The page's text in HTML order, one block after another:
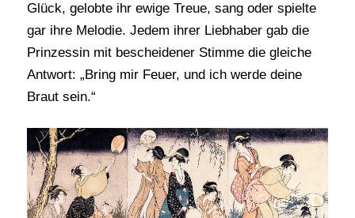
Glück, gelobte ihr ewige Treue, sang oder spielte
gar ihre Melodie. Jedem ihrer Liebhaber gab die
Prinzessin mit bescheidener Stimme die gleiche
Antwort: „Bring mir Feuer, und ich werde deine
Braut sein.“